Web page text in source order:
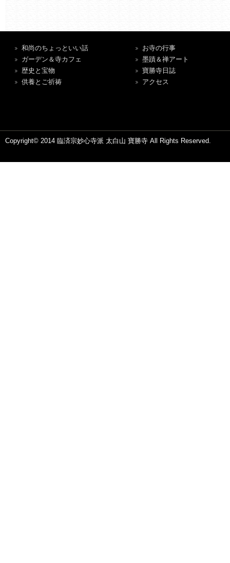
和尚のちょっといい話
ガーデン＆寺カフェ
歴史と宝物
供養とご祈祷
お寺の行事
墨蹟＆禅アート
寶勝寺日誌
アクセス
Copyright© 2014 臨済宗妙心寺派 太白山 寶勝寺 All Rights Reserved.